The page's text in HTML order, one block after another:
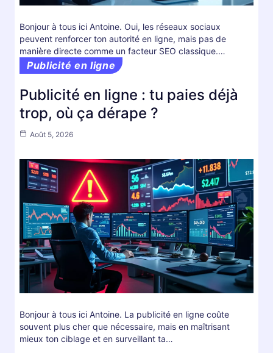
Bonjour à tous ici Antoine. Oui, les réseaux sociaux
peuvent renforcer ton autorité en ligne, mais pas de
manière directe comme un facteur SEO classique.…
Publicité en ligne
Publicité en ligne : tu paies déjà
trop, où ça dérape ?
Août 5, 2026
Bonjour à tous ici Antoine. La publicité en ligne coûte
souvent plus cher que nécessaire, mais en maîtrisant
mieux ton ciblage et en surveillant ta…